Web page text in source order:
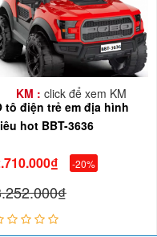
chức năng: Cổng cắm
KM : click để xem KM
tô điện trẻ em địa hình
hot BBT-3636
-20%